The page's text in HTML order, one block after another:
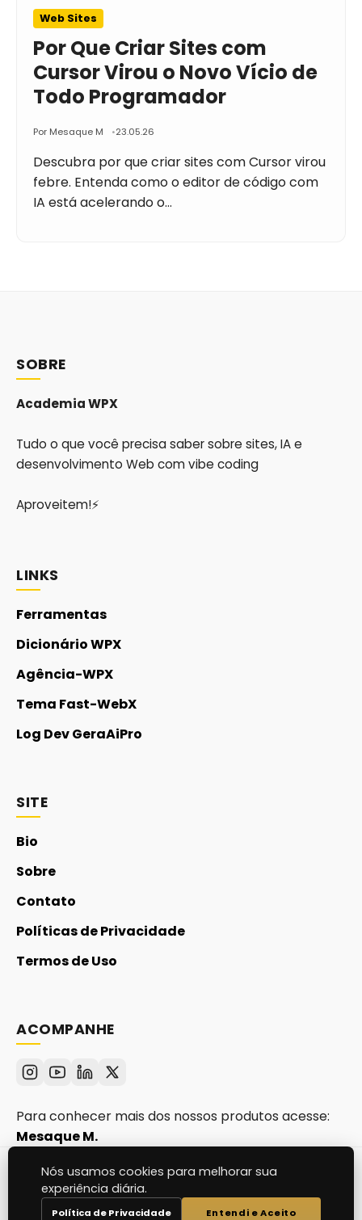
Web Sites
Por Que Criar Sites com
Cursor Virou o Novo Vício de
Todo Programador
Por Mesaque M 23.05.26
Descubra por que criar sites com Cursor virou
febre. Entenda como o editor de código com
IA está acelerando o…
SOBRE
Academia WPX
Tudo o que você precisa saber sobre sites, IA e
desenvolvimento Web com vibe coding
Aproveitem!⚡
LINKS
Ferramentas
Dicionário WPX
Agência-WPX
Tema Fast-WebX
Log Dev GeraAiPro
SITE
Bio
Sobre
Contato
Políticas de Privacidade
Termos de Uso
ACOMPANHE
Para conhecer mais dos nossos produtos acesse:
Mesaque M.
© 2026Academia WPX . Todos os direitos
reservados.
Nós usamos cookies para melhorar sua
experiência diária.
Política de Privacidade Entendi e Aceito